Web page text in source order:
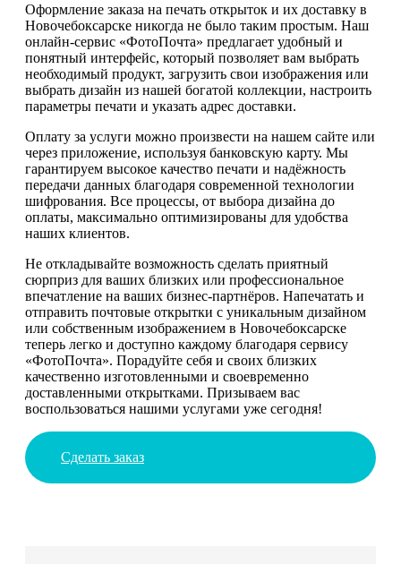
Оформление заказа на печать открыток и их доставку в
Новочебоксарске никогда не было таким простым. Наш
онлайн-сервис «ФотоПочта» предлагает удобный и
понятный интерфейс, который позволяет вам выбрать
необходимый продукт, загрузить свои изображения или
выбрать дизайн из нашей богатой коллекции, настроить
параметры печати и указать адрес доставки.
Оплату за услуги можно произвести на нашем сайте или
через приложение, используя банковскую карту. Мы
гарантируем высокое качество печати и надёжность
передачи данных благодаря современной технологии
шифрования. Все процессы, от выбора дизайна до
оплаты, максимально оптимизированы для удобства
наших клиентов.
Не откладывайте возможность сделать приятный
сюрприз для ваших близких или профессиональное
впечатление на ваших бизнес-партнёров. Напечатать и
отправить почтовые открытки с уникальным дизайном
или собственным изображением в Новочебоксарске
теперь легко и доступно каждому благодаря сервису
«ФотоПочта». Порадуйте себя и своих близких
качественно изготовленными и своевременно
доставленными открытками. Призываем вас
воспользоваться нашими услугами уже сегодня!
Сделать заказ